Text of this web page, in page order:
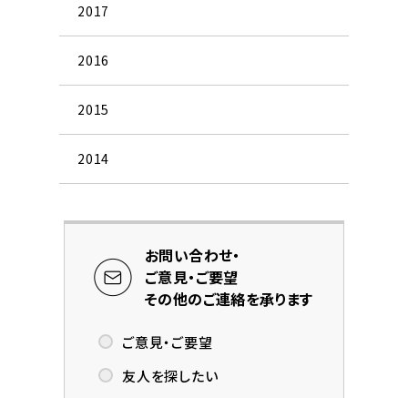
2017
2016
2015
2014
お問い合わせ・
ご意見・ご要望
その他のご連絡を承ります
ご意見・ご要望
友人を探したい